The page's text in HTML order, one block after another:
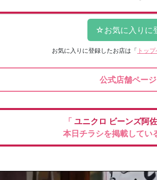
お気に入りに登録したお店は 「 トッ
公式店舗ページ
「 ユニクロ ビーンズ阿
本日チラシを掲載してい